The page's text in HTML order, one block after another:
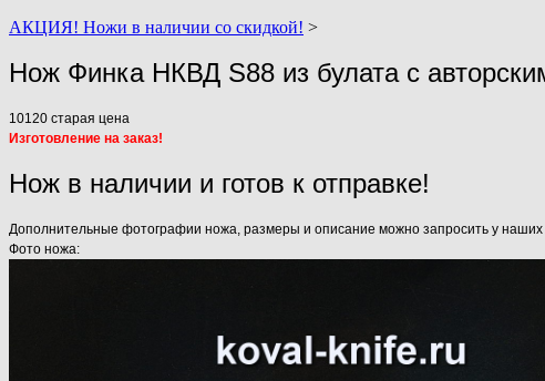
АКЦИЯ! Ножи в наличии со скидкой! >
Нож Финка НКВД S88 из булата с
10120 старая цена
Изготовление на заказ!
Нож в наличии и готов к отправке!
Дополнительные фотографии ножа, размеры и описание можно запросить у
Фото ножа: